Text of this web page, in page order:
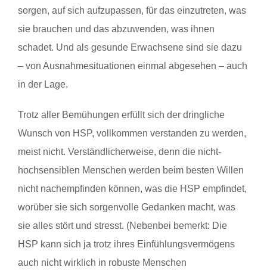
sorgen, auf sich aufzupassen, für das einzutreten, was
sie brauchen und das abzuwenden, was ihnen
schadet. Und als gesunde Erwachsene sind sie dazu
– von Ausnahmesituationen einmal abgesehen – auch
in der Lage.
Trotz aller Bemühungen erfüllt sich der dringliche
Wunsch von HSP, vollkommen verstanden zu werden,
meist nicht. Verständlicherweise, denn die nicht-
hochsensiblen Menschen werden beim besten Willen
nicht nachempfinden können, was die HSP empfindet,
worüber sie sich sorgenvolle Gedanken macht, was
sie alles stört und stresst. (Nebenbei bemerkt: Die
HSP kann sich ja trotz ihres Einfühlungsvermögens
auch nicht wirklich in robuste Menschen